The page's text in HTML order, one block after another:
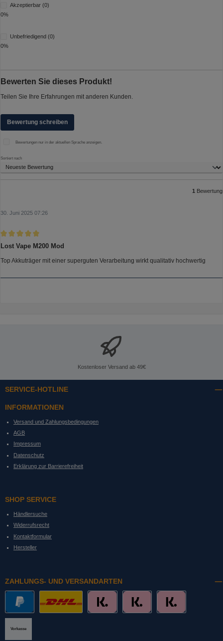
Akzeptierbar (0)
0%
Unbefriedigend (0)
0%
Bewerten Sie dieses Produkt!
Teilen Sie Ihre Erfahrungen mit anderen Kunden.
Bewertung schreiben
Bewertungen nur in der aktuellen Sprache anzeigen.
Sortiert nach
1 Bewertung
30. Juni 2025 07:26
Bewertung mit 5 von 5 Sternen
Lost Vape M200 Mod
Top Akkuträger mit einer superguten Verarbeitung wirkt qualitativ hochwertig
Kostenloser Versand ab 49€
SERVICE-HOTLINE
INFORMATIONEN
Versand und Zahlungsbedingungen
AGB
Impressum
Datenschutz
Erklärung zur Barrierefreiheit
SHOP SERVICE
Händlersuche
Widerrufsrecht
Kontaktformular
Hersteller
ZAHLUNGS- UND VERSANDARTEN
Vorkasse